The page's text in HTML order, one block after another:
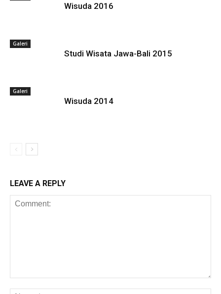
Wisuda 2016
Galeri
Studi Wisata Jawa-Bali 2015
Galeri
Wisuda 2014
LEAVE A REPLY